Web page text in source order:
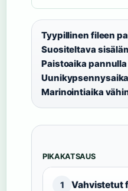
Tyypillinen fileen
Suositeltava
Paistoaika
Marinointiaika
PIKAKATSAUS
1 Vahvistetut